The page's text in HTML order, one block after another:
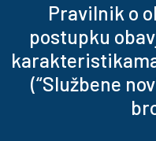
Pravilnik o
postupku
(“Službene